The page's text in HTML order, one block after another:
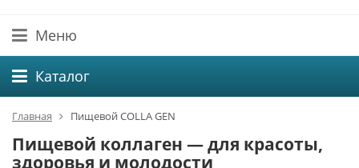
Меню
Каталог
Главная Пищевой COLLA GEN
Пищевой коллаген — для красоты,
здоровья и молодости